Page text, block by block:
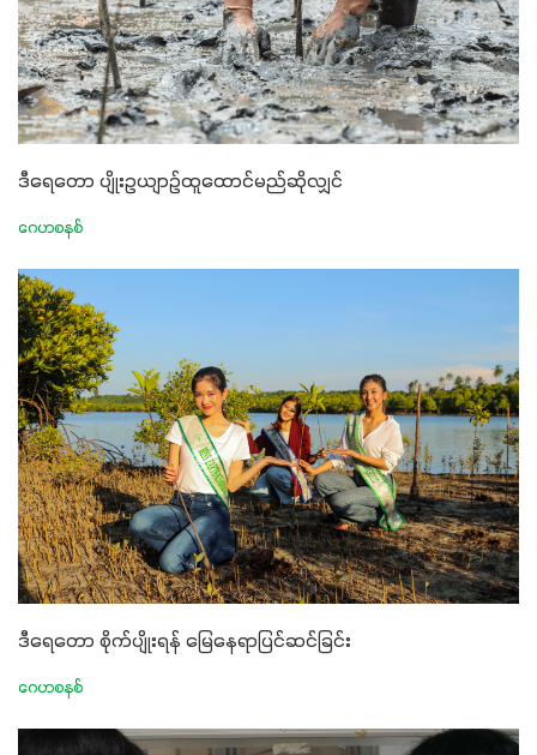
ဒီရေတော ပျိုးဥယျာဉ်ထူထောင်မည်ဆိုလျှင်
ဂေဟစနစ်
ဒီရေတော စိုက်ပျိုးရန် မြေနေရာပြင်ဆင်ခြင်း
ဂေဟစနစ်